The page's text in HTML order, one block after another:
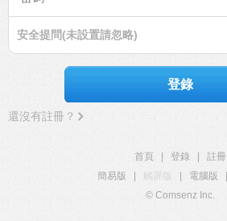
安全提問(未設置請忽略)
登錄
還沒有註冊？
首頁 登錄
註冊
簡易版
觸屏版 電腦版
© Comsenz Inc.